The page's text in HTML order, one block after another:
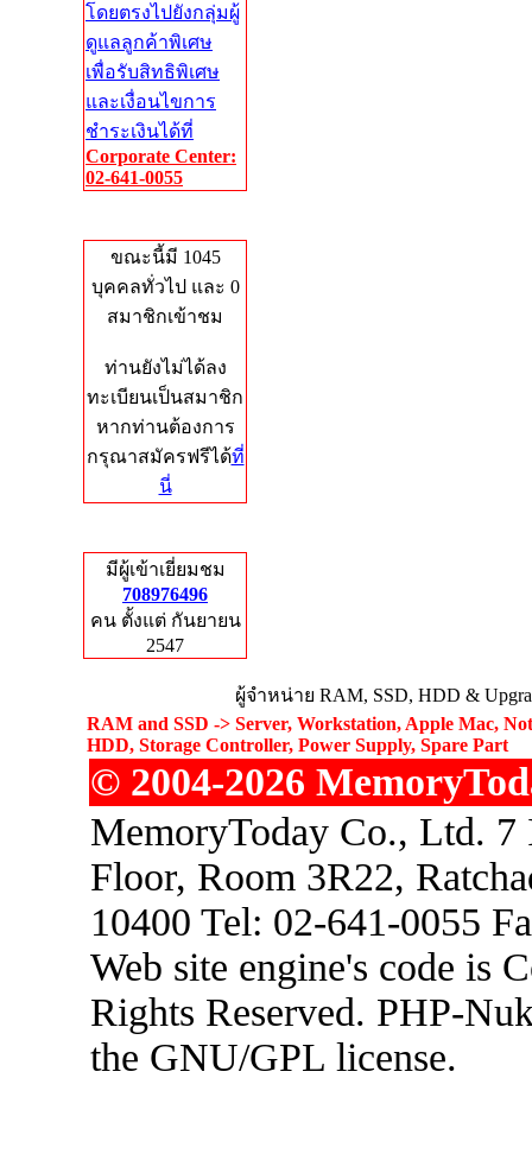
โดยตรงไปยังกลุ่มผู้
ดูแลลูกค้าพิเศษ
เพื่อรับสิทธิพิเศษ
และเงื่อนไขการ
ชำระเงินได้ที่
Corporate Center:
02-641-0055
ขณะนี้มี 1045
บุคคลทั่วไป และ 0
สมาชิกเข้าชม
ท่านยังไม่ได้ลง
ทะเบียนเป็นสมาชิก
หากท่านต้องการ
กรุณาสมัครฟรีได้ที่
นี่
มีผู้เข้าเยี่ยมชม
708976496
คน ตั้งแต่ กันยายน
2547
ผู้จำหน่าย RAM, SSD, HDD &
RAM and SSD -> Server, Workstation, Apple Mac,
HDD, Storage Controller, Power Supply, Spare Part
© 2004-2026
MemoryToday Co., Ltd.
Floor, Room 3R22,
10400 Tel: 02-641-0055
Web site engine's code is
Rights Reserved. PHP-
the GNU/GPL license.